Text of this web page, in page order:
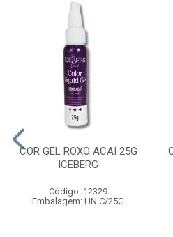
COR GEL ROXO ACAI 25G
ICEBERG
Código: 12329
Embalagem: UN C/25G